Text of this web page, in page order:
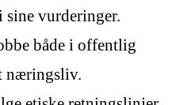
sine vurderinger.
både i offentlig
næringsliv.